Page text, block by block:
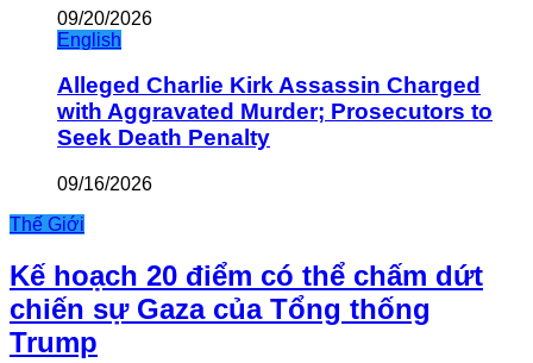
09/20/2026
English
Alleged Charlie Kirk Assassin Charged
with Aggravated Murder; Prosecutors to
Seek Death Penalty
09/16/2026
Thế Giới
Kế hoạch 20 điểm có thể chấm dứt
chiến sự Gaza của Tổng thống
Trump